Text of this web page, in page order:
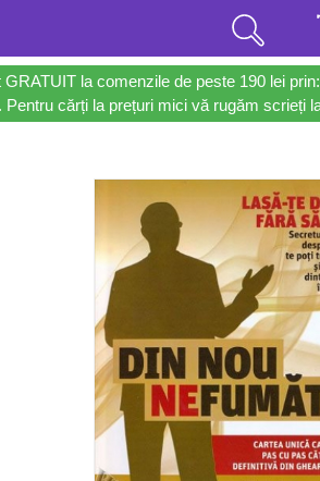
la comenzile de peste 190 lei
cărți la prețuri mici vă rugăm scrieți